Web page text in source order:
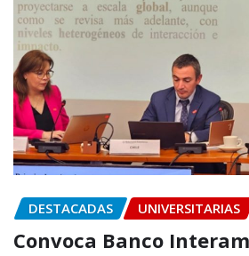
DESTACADAS UNIVERSITARIAS
Convoca Banco